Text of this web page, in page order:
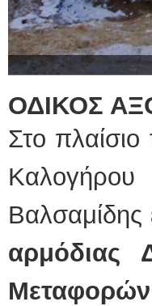
ΟΔΙΚΟΣ
Στο
αρμόδιας